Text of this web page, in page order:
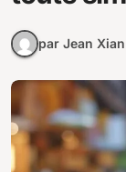
par Jean Xian